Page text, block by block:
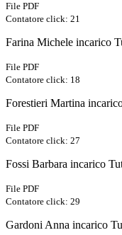
File PDF
Contatore click: 21
Farina Michele incarico
File PDF
Contatore click: 18
Forestieri Martina
File PDF
Contatore click: 27
Fossi Barbara incarico
File PDF
Contatore click: 29
Gardoni Anna incarico